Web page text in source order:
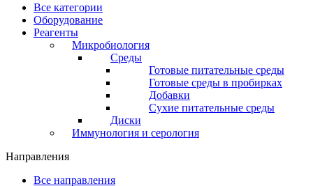
Все категории
Оборудование
Реагенты
Микробиология
Среды
Готовые питательные среды
Готовые среды в пробирках
Добавки
Сухие питательные среды
Диски
Иммунология и серология
Направления
Все направления